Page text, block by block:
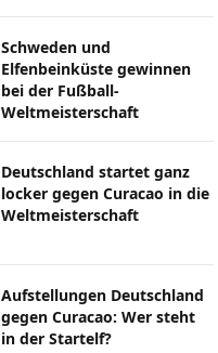
Schweden und
Elfenbeinküste gewinnen
bei der Fußball-
Weltmeisterschaft
Deutschland startet ganz
locker gegen Curacao in die
Weltmeisterschaft
Aufstellungen Deutschland
gegen Curacao: Wer steht
in der Startelf?